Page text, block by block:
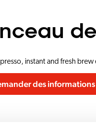
instant and fresh
des informations